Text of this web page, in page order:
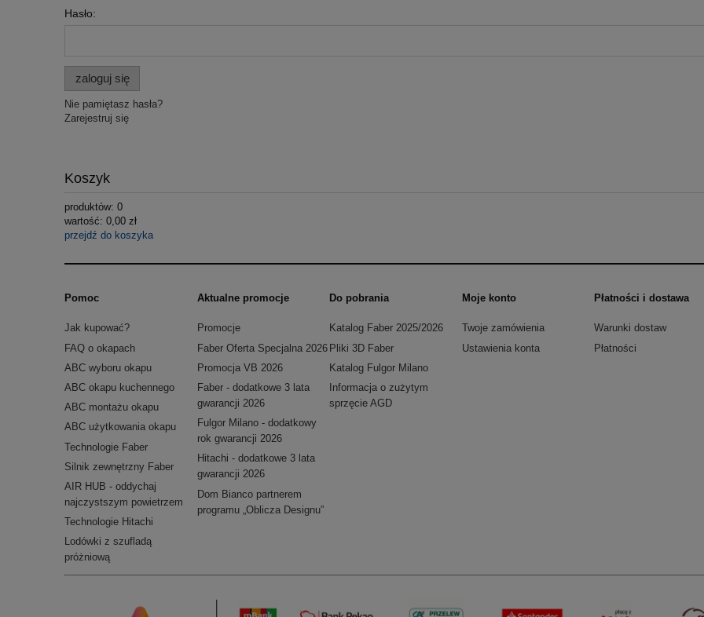
Hasło:
zaloguj się
Nie pamiętasz hasła?
Zarejestruj się
Koszyk
produktów: 0
wartość: 0,00 zł
przejdź do koszyka
Pomoc
Jak kupować?
FAQ o okapach
ABC wyboru okapu
ABC okapu kuchennego
ABC montażu okapu
ABC użytkowania okapu
Technologie Faber
Silnik zewnętrzny Faber
AIR HUB - oddychaj
najczystszym powietrzem
Technologie Hitachi
Lodówki z szufladą
próżniową
Aktualne promocje
Promocje
Faber Oferta Specjalna 2026
Promocja VB 2026
Faber - dodatkowe 3 lata
gwarancji 2026
Fulgor Milano - dodatkowy
rok gwarancji 2026
Hitachi - dodatkowe 3 lata
gwarancji 2026
Dom Bianco partnerem
programu „Oblicza Designu”
Do pobrania
Katalog Faber 2025/2026
Pliki 3D Faber
Katalog Fulgor Milano
Informacja o zużytym
sprzęcie AGD
Moje konto
Twoje zamówienia
Ustawienia konta
Płatności i dostawa
Warunki dostaw
Płatności